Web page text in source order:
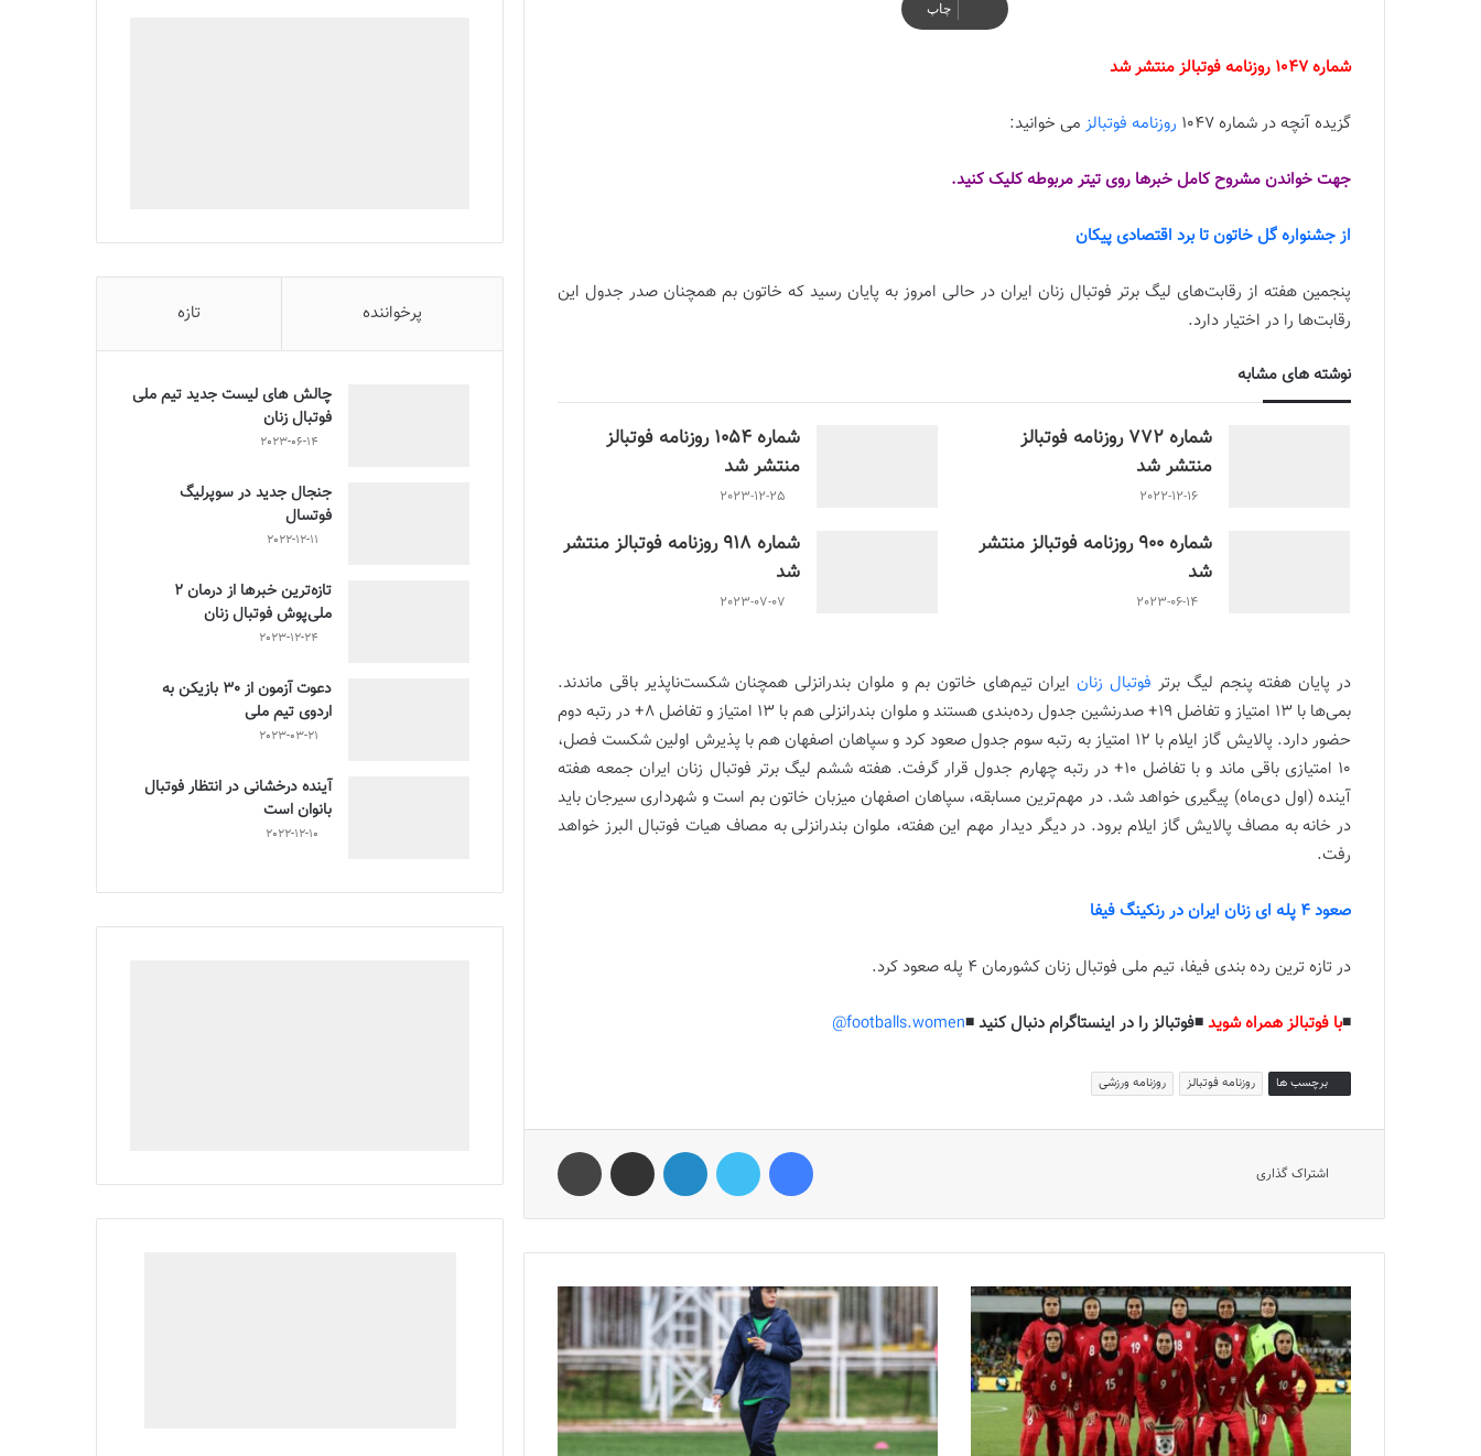
چاپ
شماره 1047 روزنامه فوتبالز منتشر شد
گزیده آنچه در شماره 1047 روزنامه فوتبالز می خوانید:
جهت خواندن مشروح کامل خبرها روی تیتر مربوطه کلیک کنید.
از جشنواره گل خاتون تا برد اقتصادی پیکان
پنجمین هفته از رقابت‌های لیگ برتر فوتبال زنان ایران در حالی امروز به پایان رسید که خاتون بم همچنان صدر جدول این
رقابت‌ها را در اختیار دارد.
نوشته های مشابه
شماره 772 روزنامه فوتبالز
منتشر شد
2022-12-16
شماره 1054 روزنامه فوتبالز
منتشر شد
2023-12-25
شماره 900 روزنامه فوتبالز منتشر
شد
2023-06-14
شماره 918 روزنامه فوتبالز منتشر
شد
2023-07-07
در پایان هفته پنجم لیگ برتر فوتبال زنانایران تیم‌های خاتون بم و ملوان بندرانزلی همچنان شکست‌ناپذیر باقی ماندند.
بمی‌ها با 13 امتیاز و تفاضل 19+ صدرنشین جدول رده‌بندی هستند و ملوان بندرانزلی هم با 13 امتیاز و تفاضل 8+ در رتبه دوم
حضور دارد. پالایش گاز ایلام با 12 امتیاز به رتبه سوم جدول صعود کرد و سپاهان اصفهان هم با پذیرش اولین شکست فصل،
10 امتیازی باقی ماند و با تفاضل 10+ در رتبه چهارم جدول قرار گرفت. هفته ششم لیگ برتر فوتبال زنان ایران جمعه هفته
آینده (اول دی‌ماه) پیگیری خواهد شد. در مهم‌ترین مسابقه، سپاهان اصفهان میزبان خاتون بم است و شهرداری سیرجان باید
در خانه به مصاف پالایش گاز ایلام برود. در دیگر دیدار مهم این هفته، ملوان بندرانزلی به مصاف هیات فوتبال البرز خواهد
رفت.
صعود 4 پله ای زنان ایران در رنکینگ فیفا
در تازه ترین رده بندی فیفا، تیم ملی فوتبال زنان کشورمان 4 پله صعود کرد.
◾️با فوتبالز همراه شوید◾️فوتبالز را در اینستاگرام دنبال کنید ◾️footballs.women@
برچسب ها روزنامه فوتبالز روزنامه ورزشی
اشتراک گذاری
پرخواننده تازه
چالش هاى ليست جدید تيم ملى
فوتبال زنان
2023-06-14
جنجال جدید در سوپرلیگ
فوتسال
2022-12-11
تازه‌ترین خبرها از درمان ۲
ملی‌پوش فوتبال زنان
2023-12-24
دعوت آزمون از 30 بازیکن به
اردوی تیم ملی
2023-03-21
آینده درخشانی در انتظار فوتبال
بانوان است
2022-12-10